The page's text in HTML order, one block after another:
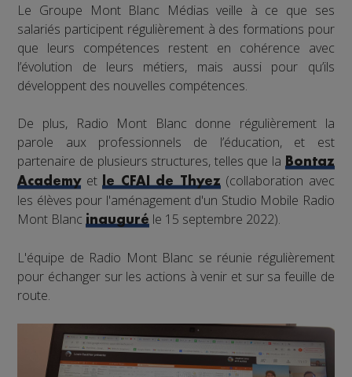
Le Groupe Mont Blanc Médias veille à ce que ses
salariés participent régulièrement à des formations pour
que leurs compétences restent en cohérence avec
l’évolution de leurs métiers, mais aussi pour qu’ils
développent des nouvelles compétences.
De plus, Radio Mont Blanc donne régulièrement la
parole aux professionnels de l’éducation, et est
partenaire de plusieurs structures, telles que la
Bontaz
Academyet le CFAI de Thyez(collaboration avec
les élèves pour l'aménagement d'un Studio Mobile Radio
Mont Blancinauguré le 15 septembre 2022).
L'équipe de Radio Mont Blanc se réunie régulièrement
pour échanger sur les actions à venir et sur sa feuille de
route.